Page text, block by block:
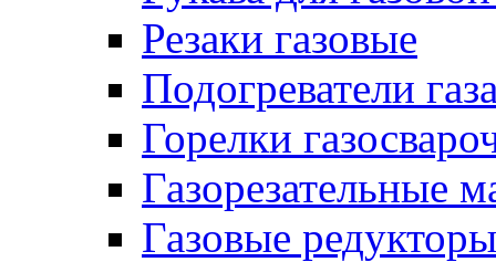
Резаки газовые
Подогреватели
Горелки
Газорезательные
Газовые редукторы